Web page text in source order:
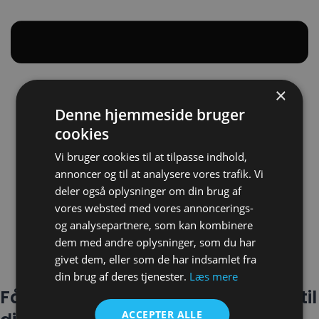
Estimat
Teknisk hjælp
Blog
Lav din egen hjemmeside gratis
5 fejl mange laver, når de får lavet en ny
hjemmeside (og hvordan du undgår dem)
Få et tilbud
Få en skræddersyet hjemmeside til
×
Denne hjemmeside bruger
cookies
Vi bruger cookies til at tilpasse indhold,
annoncer og til at analysere vores trafik. Vi
deler også oplysninger om din brug af
vores websted med vores annoncerings-
og analysepartnere, som kan kombinere
dem med andre oplysninger, som du har
givet dem, eller som de har indsamlet fra
din brug af deres tjenester. Læs mere
ACCEPTER ALLE